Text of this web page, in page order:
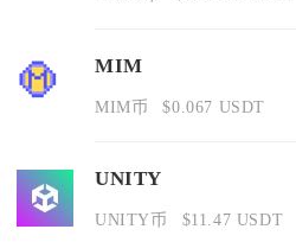
MIM
MIM币 $0.067 USDT
UNITY
UNITY币 $11.47 USDT